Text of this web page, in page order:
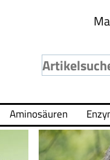
Aminosäuren